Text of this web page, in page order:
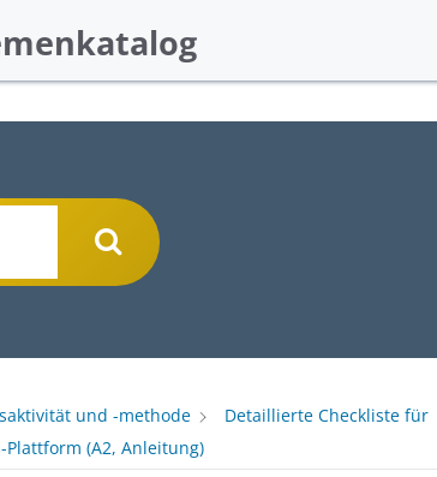
und -methode
Detaillierte Checkliste für
(A2, Anleitung)